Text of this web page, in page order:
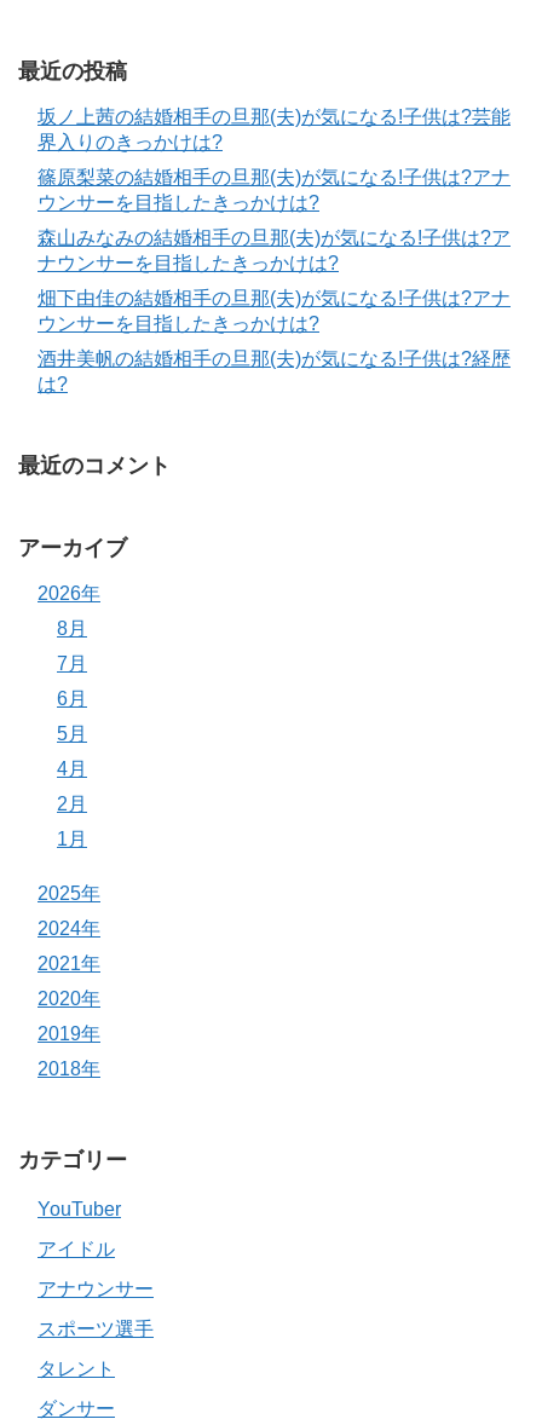
最近の投稿
坂ノ上茜の結婚相手の旦那(夫)が気になる!子供は?芸能
界入りのきっかけは?
篠原梨菜の結婚相手の旦那(夫)が気になる!子供は?アナ
ウンサーを目指したきっかけは?
森山みなみの結婚相手の旦那(夫)が気になる!子供は?ア
ナウンサーを目指したきっかけは?
畑下由佳の結婚相手の旦那(夫)が気になる!子供は?アナ
ウンサーを目指したきっかけは?
酒井美帆の結婚相手の旦那(夫)が気になる!子供は?経歴
は?
最近のコメント
アーカイブ
2026年
8月
7月
6月
5月
4月
2月
1月
2025年
2024年
2021年
2020年
2019年
2018年
カテゴリー
YouTuber
アイドル
アナウンサー
スポーツ選手
タレント
ダンサー